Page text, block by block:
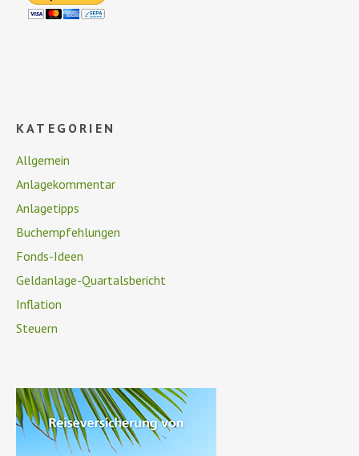
KATEGORIEN
Allgemein
Anlagekommentar
Anlagetipps
Buchempfehlungen
Fonds-Ideen
Geldanlage-Quartalsbericht
Inflation
Steuern